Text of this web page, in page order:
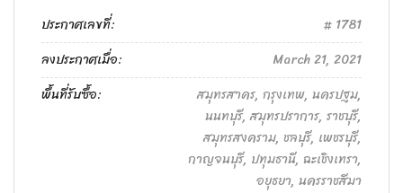
ประกาศเลขที่:
1781
ลงประกาศเมื่อ:
March 21, 2021
พื้นที่รับซื้อ:
สมุทรสาคร, กรุงเทพ, นครปฐม,
นนทบุรี, สมุทรปราการ, ราชบุรี,
สมุทรสงคราม, ชลบุรี, เพชรบุรี,
กาญจนบุรี, ปทุมธานี, ฉะเชิงเทรา,
อยุธยา, นครราชสีมา